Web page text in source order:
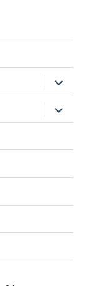
ouvrir
le
sous-
menu
ouvrir
le